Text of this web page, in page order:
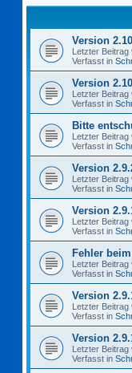
Version
Letzter Beitrag
Verfasst in
Version
Letzter Beitrag
Verfasst in
Bitte
Letzter Beitrag
Verfasst in
Version
Letzter Beitrag
Verfasst in
Version
Letzter Beitrag
Verfasst in
Fehler
Letzter Beitrag
Verfasst in
Version
Letzter Beitrag
Verfasst in
Version
Letzter Beitrag
Verfasst in